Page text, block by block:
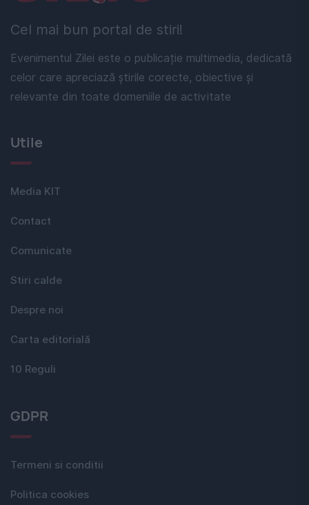
Cel mai bun portal de stiri!
Evenimentul Zilei este o publicație multimedia, dedicată
celor care apreciază știrile corecte, obiective și
relevante din toate domeniile de activitate
Utile
Media KIT
Contact
Comunicate
Stiri calde
Despre noi
Carta editorială
10 Reguli
GDPR
Termeni si conditii
Politica cookies